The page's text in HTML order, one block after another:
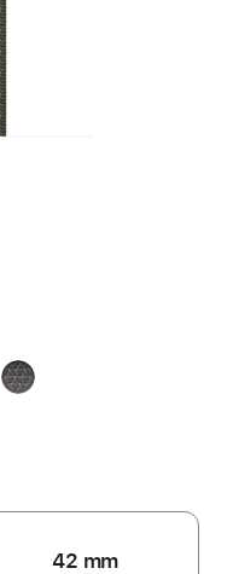
Gris
42 mm